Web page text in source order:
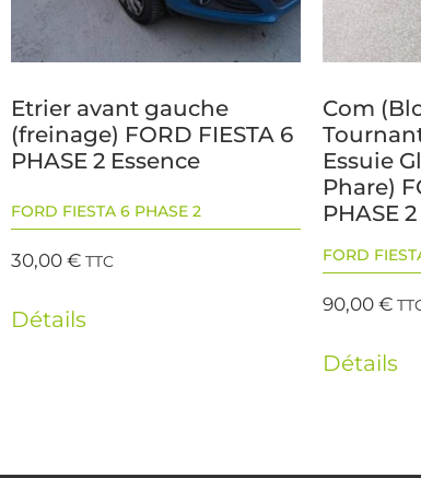
Etrier avant gauche
(freinage) FORD FIESTA 6
PHASE 2 Essence
FORD FIESTA 6 PHASE 2
30,00€ TTC
Détails
Com
Essuie
Phare)
PHASE
FORD
90,00€
Détails